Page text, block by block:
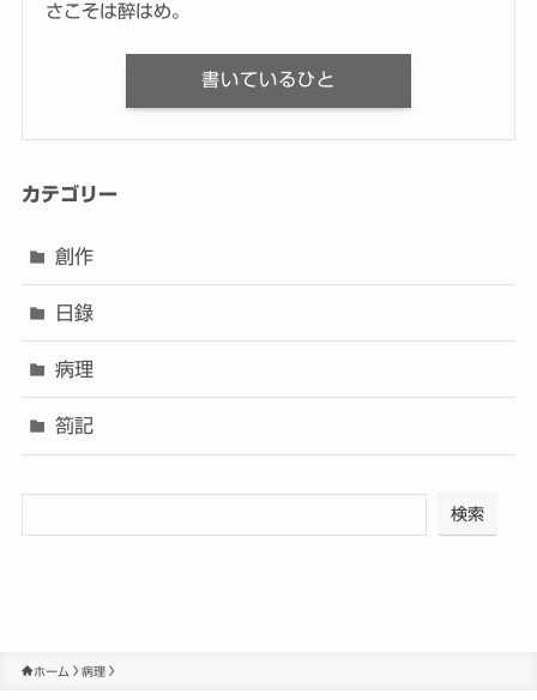
さこそは醉はめ。
書いているひと
カテゴリー
創作
日錄
病理
箚記
検索
ホーム 病理